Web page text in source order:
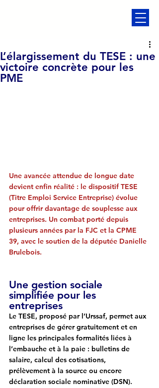
L’élargissement du TESE : une
victoire concrète pour les
PME
Une avancée attendue de longue date
devient enfin réalité : le dispositif TESE
(Titre Emploi Service Entreprise) évolue
pour offrir davantage de souplesse aux
entreprises. Un combat porté depuis
plusieurs années par la FJC et la CPME
39, avec le soutien de la députée Danielle
Brulebois.
Une gestion sociale
simplifiée pour les
entreprises
Le TESE, proposé par l’Urssaf, permet aux
entreprises de gérer gratuitement et en
ligne les principales formalités liées à
l’embauche et à la paie : bulletins de
salaire, calcul des cotisations,
prélèvement à la source ou encore
déclaration sociale nominative (DSN).